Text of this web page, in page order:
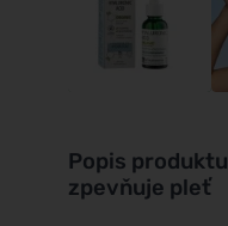
Popis produktu
zpevňuje pleť